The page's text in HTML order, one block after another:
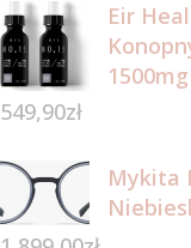
Eir
549,90zł
Mykita